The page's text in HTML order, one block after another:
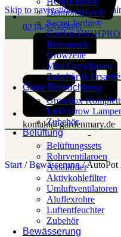
Skip to navigationSkip to
0234-52009851
kontakt@gardenmary.de
DiamondBox®
Secret Jardin®
Garden HIGHPRO
Bonsanto®
Growzelte
Mini Growboxen
Zubehör &
Grow Beleuchtung
Growbox
LED Grow
Zubehör
Belüftung
Belüftungssets
Rohrventilaroen
Axiallüfter
Aktivkohlefilter
Umluftventilatoren
Aluflexrohre
Luftentfeuchter
Zubehör
Bewässerung
Start / Bewässerung/AutoPot